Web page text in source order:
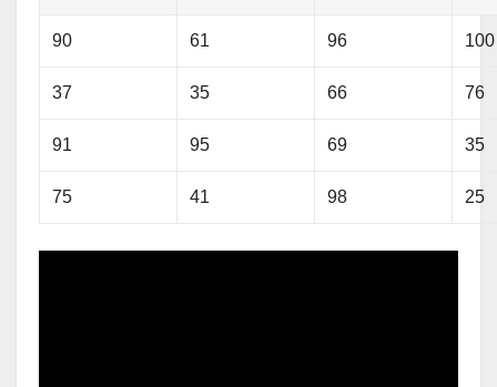
90 61 96 100
37 35 66 76
91 95 69 35
75 41 98 25